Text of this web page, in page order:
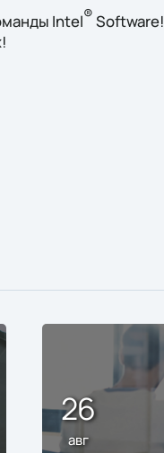
Intel®Software!
26
авг